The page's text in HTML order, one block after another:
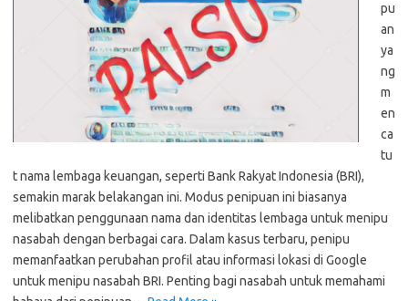
pu
an
ya
ng
m
en
ca
tu
t nama lembaga keuangan, seperti Bank Rakyat Indonesia (BRI),
semakin marak belakangan ini. Modus penipuan ini biasanya
melibatkan penggunaan nama dan identitas lembaga untuk menipu
nasabah dengan berbagai cara. Dalam kasus terbaru, penipu
memanfaatkan perubahan profil atau informasi lokasi di Google
untuk menipu nasabah BRI. Penting bagi nasabah untuk memahami